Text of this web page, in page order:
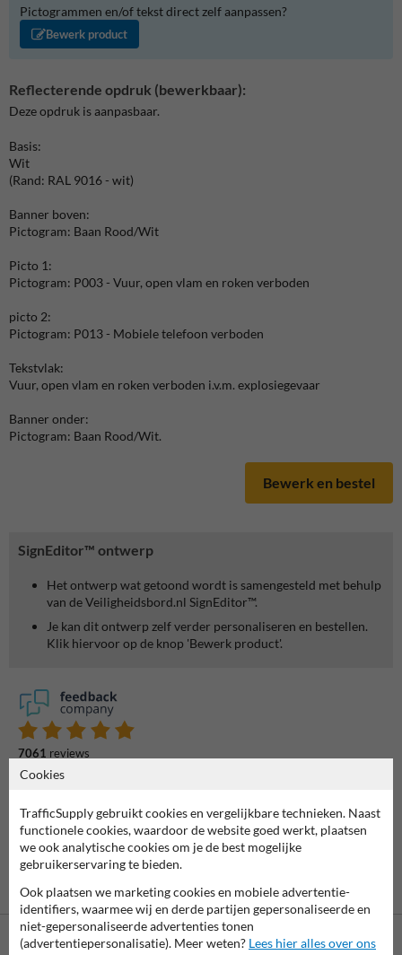
SignEditor™ ontwerp
Het ontwerp wat getoond wordt is samengesteld met behulp
van de Veiligheidsbord.nl SignEditor™.
Je kan dit ontwerp zelf verder personaliseren en bestellen.
Klik hiervoor op de knop 'Bewerk product'.
7061 reviews
Pictogrammen en/of tekst direct zelf aanpassen?
Bewerk product
Reflecterende opdruk (bewerkbaar):
Deze opdruk is aanpasbaar.
Basis:
Wit
(Rand: RAL 9016 - wit)
Banner boven:
Pictogram: Baan Rood/Wit
Picto 1:
Pictogram: P003 - Vuur, open vlam en roken verboden
picto 2:
Pictogram: P013 - Mobiele telefoon verboden
Tekstvlak:
Vuur, open vlam en roken verboden i.v.m. explosiegevaar
Banner onder:
Pictogram: Baan Rood/Wit.
Bewerk en bestel
Cookies
TrafficSupply gebruikt cookies en vergelijkbare technieken. Naast
functionele cookies, waardoor de website goed werkt, plaatsen
we ook analytische cookies om je de best mogelijke
gebruikerservaring te bieden.
Ook plaatsen we marketing cookies en mobiele advertentie-
identifiers, waarmee wij en derde partijen gepersonaliseerde en
niet-gepersonaliseerde advertenties tonen
(advertentiepersonalisatie). Meer weten? Lees hier alles over ons